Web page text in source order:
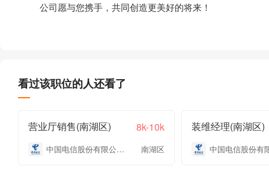
公司愿与您携手，共同创造更美好的将来！
看过该职位的人还看了
营业厅销售(南湖区) 8k-10k
中国电信股份有限公司嘉兴分公司 南湖区
装维经理(南湖区)